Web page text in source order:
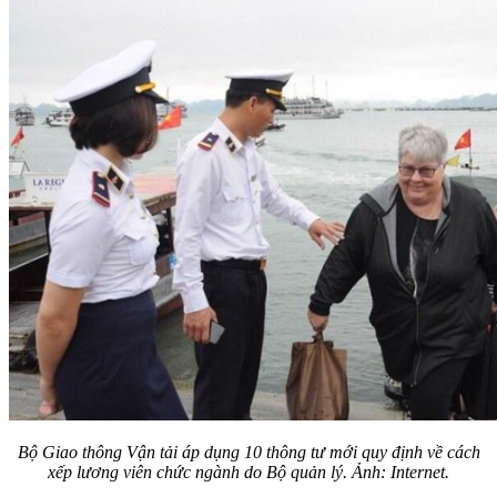
Bộ Giao thông Vận tải áp dụng 10 thông tư mới quy định về cách
xếp lương viên chức ngành do Bộ quản lý. Ảnh: Internet.